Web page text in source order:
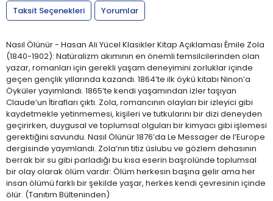
Taksit Seçenekleri
Yorumlar
Nasıl Ölünür - Hasan Ali Yücel Klasikler Kitap Açıklaması Émile Zola
(1840-1902): Natüralizm akımının en önemli temsilcilerinden olan
yazar, romanları için gerekli yaşam deneyimini zorluklar içinde
geçen gençlik yıllarında kazandı. 1864’te ilk öykü kitabı Ninon’a
Öyküler yayımlandı. 1865’te kendi yaşamından izler taşıyan
Claude’un İtirafları çıktı. Zola, romancının olayları bir izleyici gibi
kaydetmekle yetinmemesi, kişileri ve tutkularını bir dizi deneyden
geçirirken, duygusal ve toplumsal olguları bir kimyacı gibi işlemesi
gerektiğini savundu. Nasıl Ölünür 1876’da Le Messager de l’Europe
dergisinde yayımlandı. Zola’nın titiz üslubu ve gözlem dehasının
berrak bir su gibi parladığı bu kısa eserin başrolünde toplumsal
bir olay olarak ölüm vardır: Ölüm herkesin başına gelir ama her
insan ölümü farklı bir şekilde yaşar, herkes kendi çevresinin içinde
ölür. (Tanıtım Bülteninden)